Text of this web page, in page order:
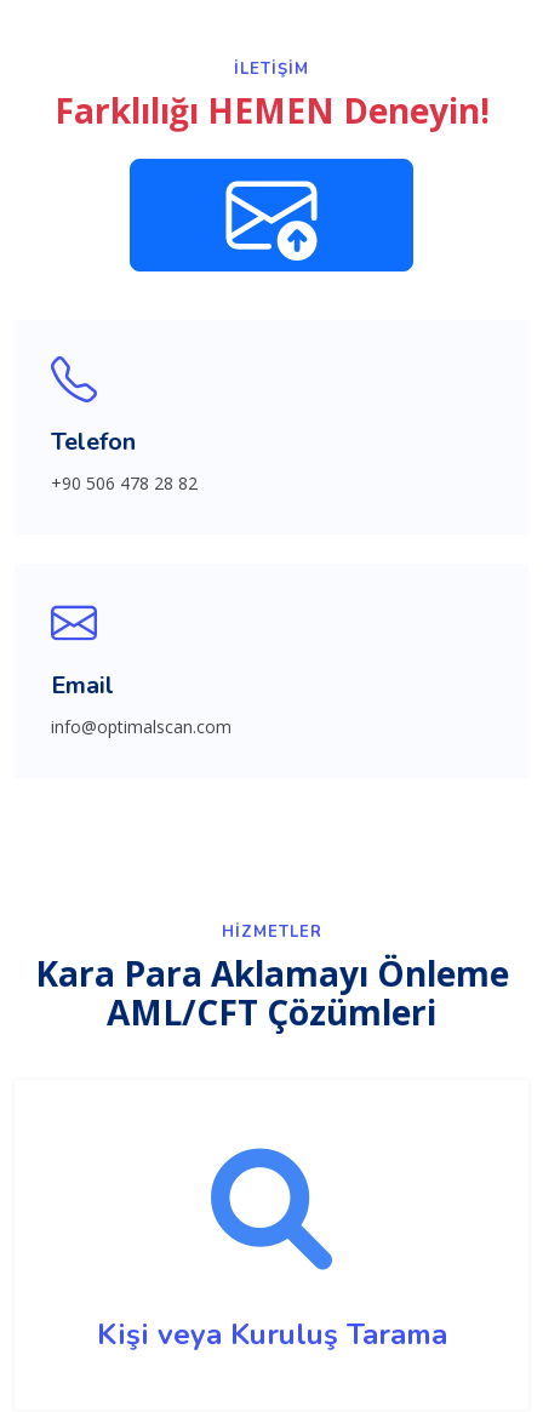
İLETIŞIM
Farklılığı HEMEN Deneyin!
Telefon
+90 506 478 28 82
Email
info@optimalscan.com
HIZMETLER
Kara Para Aklamayı Önleme
AML/CFT Çözümleri
Kişi veya Kuruluş Tarama